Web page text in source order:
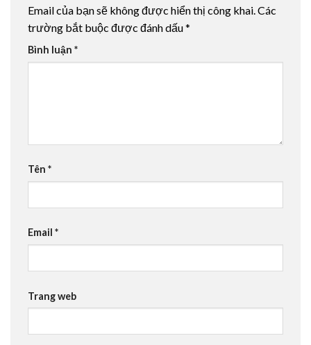
Email của bạn sẽ không được hiển thị công khai.Các
trường bắt buộc được đánh dấu*
Bình luận *
Tên *
Email *
Trang web